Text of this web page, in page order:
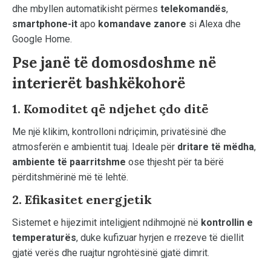
dhe mbyllen automatikisht përmes telekomandës,
smartphone-it apo komandave zanore si Alexa dhe
Google Home.
Pse janë të domosdoshme në
interierët bashkëkohorë
1. Komoditet që ndjehet çdo ditë
Me një klikim, kontrolloni ndriçimin, privatësinë dhe
atmosferën e ambientit tuaj. Ideale për dritare të mëdha,
ambiente të paarritshme ose thjesht për ta bërë
përditshmërinë më të lehtë.
2. Efikasitet energjetik
Sistemet e hijezimit inteligjent ndihmojnë në kontrollin e
temperaturës, duke kufizuar hyrjen e rrezeve të diellit
gjatë verës dhe ruajtur ngrohtësinë gjatë dimrit.